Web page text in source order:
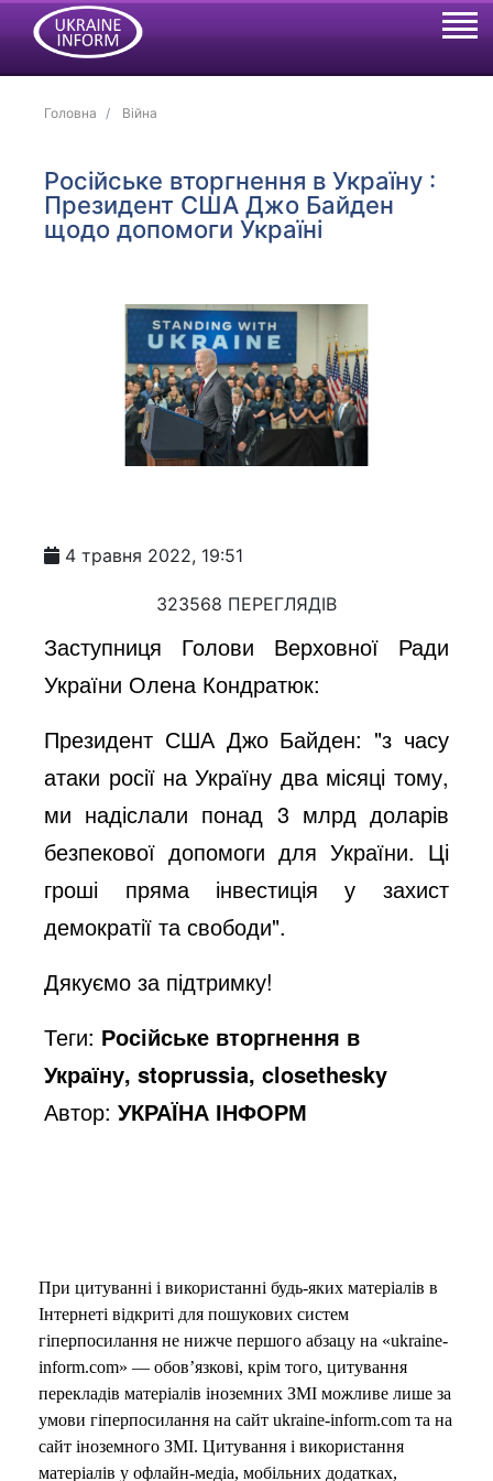
Головна Війна
Російське вторгнення в Україну :
Президент США Джо Байден
щодо допомоги Україні
4 травня 2022, 19:51
323568 ПЕРЕГЛЯДІВ
Заступниця Голови Верховної Ради
України Олена Кондратюк:
Президент США Джо Байден: "з часу
атаки росії на Україну два місяці тому,
ми надіслали понад 3 млрд доларів
безпекової допомоги для України. Ці
гроші пряма інвестиція у захист
демократії та свободи".
Дякуємо за підтримку!
Теги: Російське вторгнення в
Україну, stoprussia, closethesky
Автор:УКРАЇНА ІНФОРМ
При цитуванні і використанні будь-яких матеріалів в
Інтернеті відкриті для пошукових систем
гіперпосилання не нижче першого абзацу на «ukraine-
inform.com» — обов’язкові, крім того, цитування
перекладів матеріалів іноземних ЗМІ можливе лише за
умови гіперпосилання на сайт ukraine-inform.com та на
сайт іноземного ЗМІ. Цитування і використання
матеріалів у офлайн-медіа, мобільних додатках,